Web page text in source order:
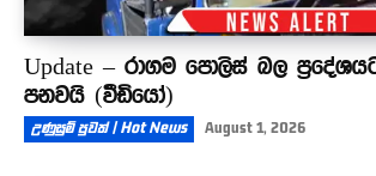
Update – රාගම පොලිස් බල
පනවයි (වීඩියෝ)
උණුසුම් පුවත් | Hot News August 1, 2026